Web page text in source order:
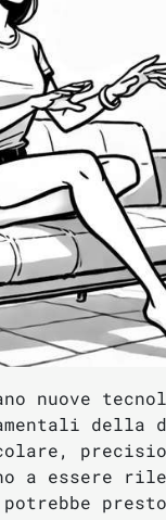
nuove
della
a essere